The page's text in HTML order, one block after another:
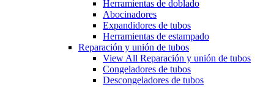
Herramientas de doblado
Abocinadores
Expandidores de tubos
Herramientas de estampado
Reparación y unión de tubos
View All Reparación y unión de tubos
Congeladores de tubos
Descongeladores de tubos